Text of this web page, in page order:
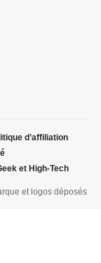
et logos déposés
d’affiliation
et High-Tech